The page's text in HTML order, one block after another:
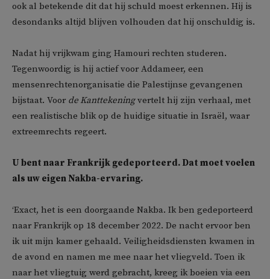
ook al betekende dit dat hij schuld moest erkennen. Hij is
desondanks altijd blijven volhouden dat hij onschuldig is.
Nadat hij vrijkwam ging Hamouri rechten studeren.
Tegenwoordig is hij actief voor Addameer, een
mensenrechtenorganisatie die Palestijnse gevangenen
bijstaat. Voor de Kanttekeningvertelt hij zijn verhaal, met
een realistische blik op de huidige situatie in Israël, waar
extreemrechts regeert.
U bent naar Frankrijk gedeporteerd. Dat moet voelen
als uw eigen Nakba-ervaring.
‘Exact, het is een doorgaande Nakba. Ik ben gedeporteerd
naar Frankrijk op 18 december 2022. De nacht ervoor ben
ik uit mijn kamer gehaald. Veiligheidsdiensten kwamen in
de avond en namen me mee naar het vliegveld. Toen ik
naar het vliegtuig werd gebracht, kreeg ik boeien via een